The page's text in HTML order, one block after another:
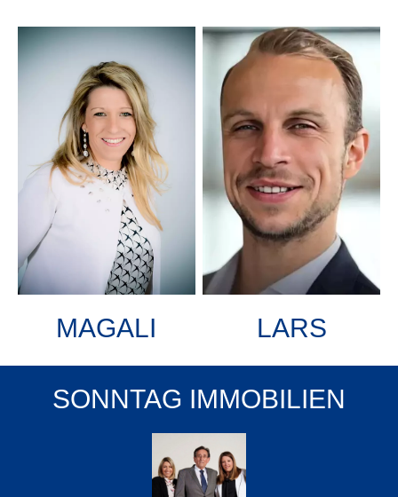
MAGALI LARS
SONNTAG IMMOBILIEN